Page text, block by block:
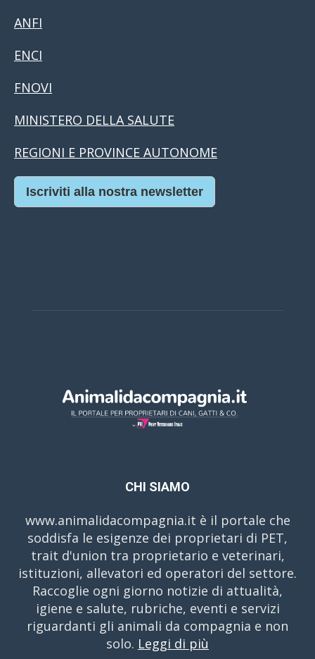
ANFI
ENCI
FNOVI
MINISTERO DELLA SALUTE
REGIONI E PROVINCE AUTONOME
Iscriviti alla nostra newsletter
CHI SIAMO
www.animalidacompagnia.it è il portale che
soddisfa le esigenze dei proprietari di PET,
trait d'union tra proprietario e veterinari,
istituzioni, allevatori ed operatori del settore.
Raccoglie ogni giorno notizie di attualità,
igiene e salute, rubriche, eventi e servizi
riguardanti gli animali da compagnia e non
solo. Leggi di più